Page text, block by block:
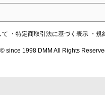
て ・特定商取引法に基づく表示 ・規
since 1998 DMM All Rights